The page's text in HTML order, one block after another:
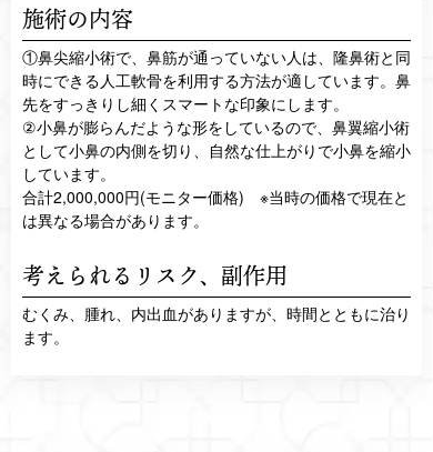
施術の内容
①鼻尖縮小術で、鼻筋が通っていない人は、隆鼻術と同
時にできる人工軟骨を利用する方法が適しています。鼻
先をすっきりし細くスマートな印象にします。
②小鼻が膨らんだような形をしているので、鼻翼縮小術
として小鼻の内側を切り、自然な仕上がりで小鼻を縮小
しています。
合計2,000,000円(モニター価格) ※当時の価格で現在と
は異なる場合があります。
考えられるリスク、 副作用
むくみ、腫れ、内出血がありますが、時間とともに治り
ます。